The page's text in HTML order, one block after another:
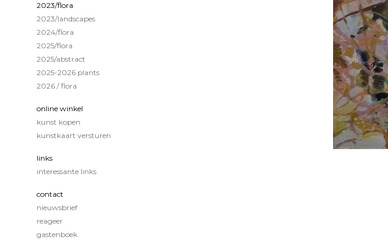
2023/flora
2023/landscapes
2024/flora
2025/flora
2025/abstract
2025-2026 plants
2026 / flora
online winkel
kunst kopen
kunstkaart versturen
links
interessante links
contact
nieuwsbrief
reageer
gastenboek